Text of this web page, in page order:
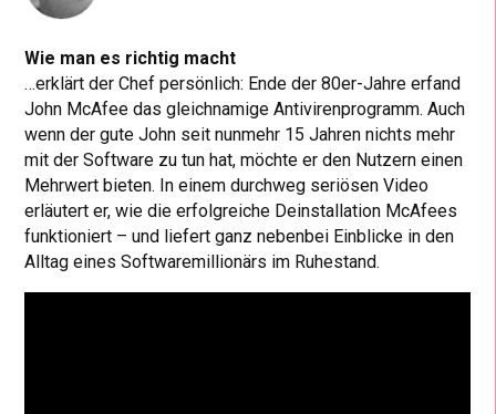
Wie man es richtig macht
…erklärt der Chef persönlich: Ende der 80er-Jahre erfand
John McAfee das gleichnamige Antivirenprogramm. Auch
wenn der gute John seit nunmehr 15 Jahren nichts mehr
mit der Software zu tun hat, möchte er den Nutzern einen
Mehrwert bieten. In einem durchweg seriösen Video
erläutert er, wie die erfolgreiche Deinstallation McAfees
funktioniert – und liefert ganz nebenbei Einblicke in den
Alltag eines Softwaremillionärs im Ruhestand.